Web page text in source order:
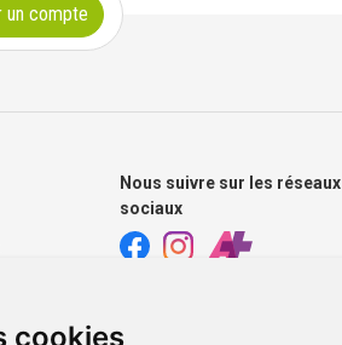
cookies
un compte
Nous suivre sur les réseaux
sociaux